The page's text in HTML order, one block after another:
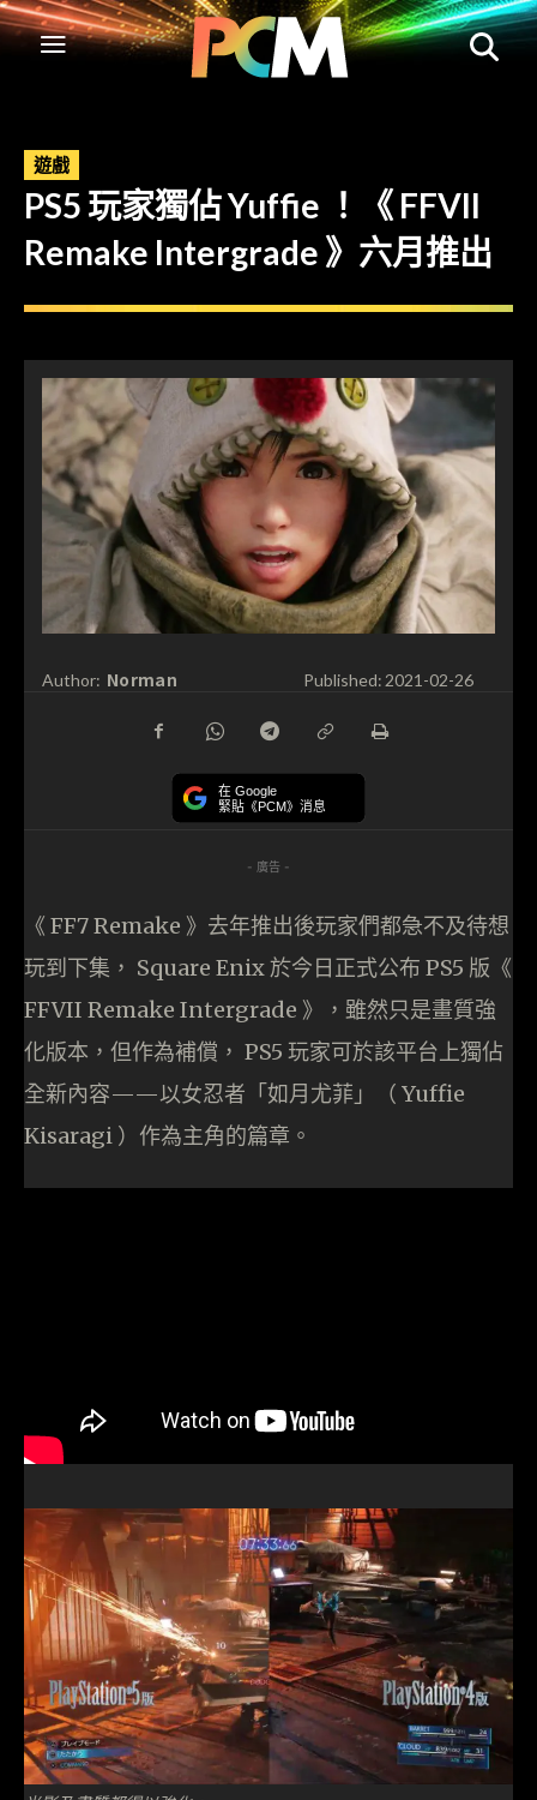
遊戲
PS5 玩家獨佔 Yuffie ！《 FFVII
Remake Intergrade 》六月推出
Author: Norman Published: 2021-02-26
在 Google
緊貼《PCM》消息
- 廣告 -
《 FF7 Remake 》去年推出後玩家們都急不及待想
玩到下集， Square Enix 於今日正式公布 PS5 版《
FFVII Remake Intergrade 》，雖然只是畫質強
化版本，但作為補償， PS5 玩家可於該平台上獨佔
全新內容——以女忍者「如月尤菲」（ Yuffie
Kisaragi ）作為主角的篇章。